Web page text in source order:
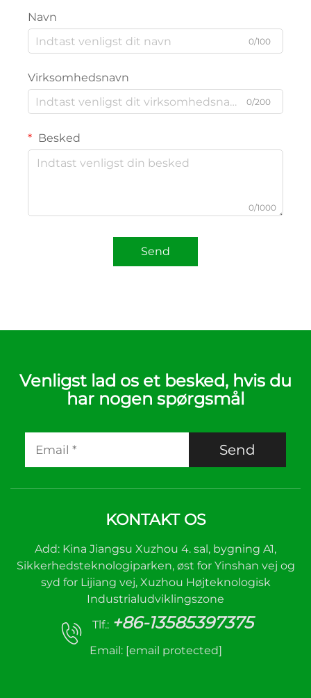
Navn
0/100
Virksomhedsnavn
0/200
Besked
0/1000
Send
Venligst lad os et besked, hvis du
har nogen spørgsmål
Send
KONTAKT OS
Add: Kina Jiangsu Xuzhou 4. sal, bygning A1,
Sikkerhedsteknologiparken, øst for Yinshan vej og
syd for Lijiang vej, Xuzhou Højteknologisk
Industrialudviklingszone
Tlf.: +86-13585397375
Email: [email protected]